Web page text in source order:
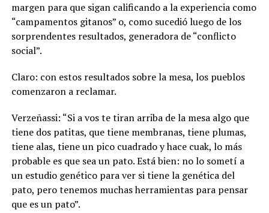
margen para que sigan calificando a la experiencia como
“campamentos gitanos” o, como sucedió luego de los
sorprendentes resultados, generadora de “conflicto
social”.
Claro: con estos resultados sobre la mesa, los pueblos
comenzaron a reclamar.
Verzeñassi: “Si a vos te tiran arriba de la mesa algo que
tiene dos patitas, que tiene membranas, tiene plumas,
tiene alas, tiene un pico cuadrado y hace cuak, lo más
probable es que sea un pato. Está bien: no lo sometí a
un estudio genético para ver si tiene la genética del
pato, pero tenemos muchas herramientas para pensar
que es un pato”.